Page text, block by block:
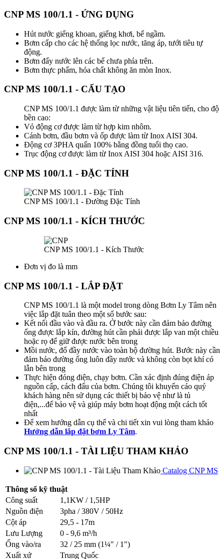
CNP MS 100/1.1 - ỨNG DỤNG
Hút nước giếng khoan, giếng khơi, bể ngầm.
Bơm cấp cho các hệ thống lọc nước, tăng áp, tưới tiêu tự
động.
Bơm đẩy nước lên các bể chưa phía trên.
Bơm thực phẩm, hóa chất không ăn mòn Inox.
CNP MS 100/1.1 - CẤU TẠO
CNP MS 100/1.1 được làm từ những vật liệu tiên tiến, cho độ
bền cao:
Vỏ động cơ được làm từ hợp kim nhôm.
Cánh bơm, đầu bơm và ốp được làm từ Inox AISI 304.
Động cơ 3PHA quấn 100% bằng đồng tuổi thọ cao.
Trục động cơ được làm từ Inox AISI 304 hoặc AISI 316.
CNP MS 100/1.1 - ĐẶC TÍNH
CNP MS 100/1.1 - Đường Đặc Tính
CNP MS 100/1.1 - KÍCH THƯỚC
CNP MS 100/1.1 - Kích Thước
Đơn vị đo là mm
CNP MS 100/1.1 - LẮP ĐẶT
CNP MS 100/1.1 là một model trong dòng Bơm Ly Tâm nên
việc lắp đặt tuân theo một số bước sau:
Kết nối đầu vào và đầu ra. Ở bước này cần đảm bảo đường
ống được lắp kín, đường hút cần phải được lắp van một chiều
hoặc rọ để giữ được nước bên trong
Mồi nước, đổ đầy nước vào toàn bộ đường hút. Bước này cần
đảm bảo đường ống luôn đầy nước và không còn bọt khí có
lẫn bên trong
Thực hiện đóng điện, chạy bơm. Cần xác định đúng điện áp
nguồn cấp, cách đấu của bơm. Chúng tôi khuyến cáo quý
khách hàng nên sử dụng các thiết bị bảo vệ như là tủ
điện,...để bảo vệ và giúp máy bơm hoạt động một cách tốt
nhất
Để xem hướng dẫn cụ thể và chi tiết xin vui lòng tham khảo
Hướng dẫn lắp đặt bơm Ly Tâm.
CNP MS 100/1.1 - TÀI LIỆU THAM KHẢO
Catalog CNP MS
Thông số kỹ thuật
Công suất
1,1KW / 1,5HP
Nguồn điện
3pha / 380V / 50Hz
Cột áp
29,5 - 17m
Lưu Lượng
0 - 9,6 m³/h
Ống vào/ra
32 / 25 mm (1¼" / 1")
Xuất xứ
Trung Quốc